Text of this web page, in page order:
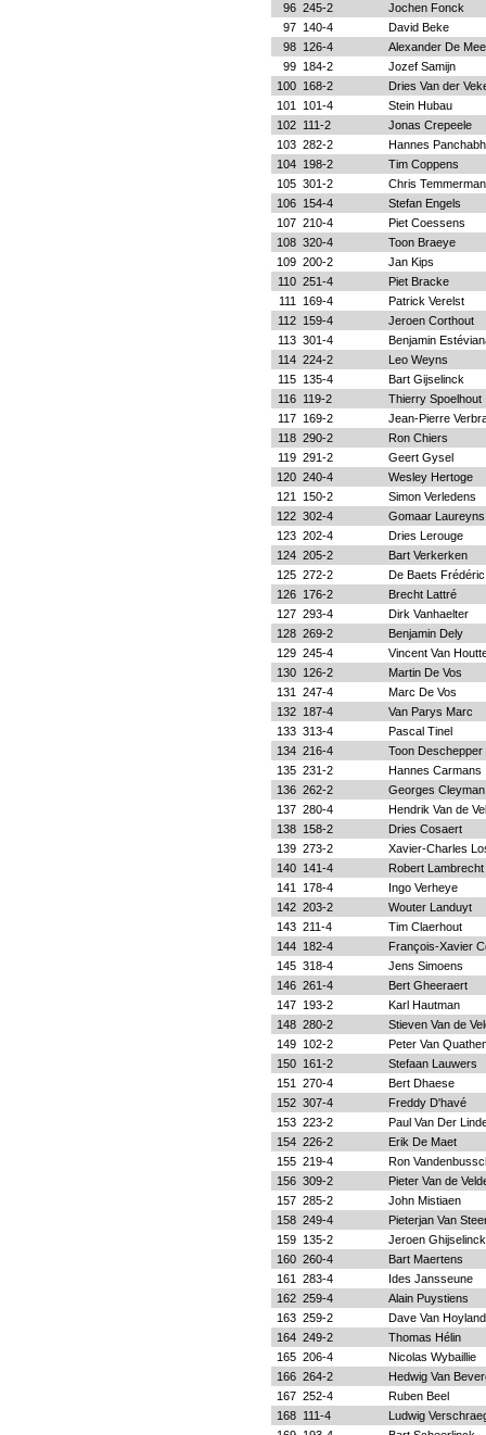
96 245-2
Jochen Fonck
97 140-4
David Beke
98 126-4
Alexander De
99 184-2
Jozef Samijn
100 168-2
Dries Van der
101
101-4
Stein Hubau
102 111-2
Jonas Crepeele
103 282-2
Hannes
104 198-2
Tim Coppens
105 301-2
Chris Temmerman
106 154-4
Stefan Engels
107 210-4
Piet Coessens
108 320-4
Toon Braeye
109 200-2
Jan Kips
110 251-4
Piet Bracke
111
169-4
Patrick Verelst
112 159-4
Jeroen Corthout
113 301-4
Benjamin
114 224-2
Leo Weyns
115 135-4
Bart Gijselinck
116 119-2
Thierry Spoelhout
117 169-2
Jean-Pierre
118 290-2
Ron Chiers
119 291-2
Geert Gysel
120 240-4
Wesley Hertoge
121
150-2
Simon Verledens
122 302-4
Gomaar Laureyns
123 202-4
Dries Lerouge
124 205-2
Bart Verkerken
125 272-2
De Baets Frédéric
126 176-2
Brecht Lattré
127 293-4
Dirk Vanhaelter
128 269-2
Benjamin Dely
129 245-4
Vincent Van
130 126-2
Martin De Vos
131
247-4
Marc De Vos
132 187-4
Van Parys Marc
133 313-4
Pascal Tinel
134 216-4
Toon Deschepper
135 231-2
Hannes Carmans
136 262-2
Georges Cleyman
137 280-4
Hendrik Van de
138 158-2
Dries Cosaert
139 273-2
Xavier-Charles
140 141-4
Robert Lambrecht
141
178-4
Ingo Verheye
142 203-2
Wouter Landuyt
143 211-4
Tim Claerhout
144 182-4
François-Xavier
145 318-4
Jens Simoens
146 261-4
Bert Gheeraert
147 193-2
Karl Hautman
148 280-2
Stieven Van de
149 102-2
Peter Van
150 161-2
Stefaan Lauwers
151
270-4
Bert Dhaese
152 307-4
Freddy D'havé
153 223-2
Paul Van Der
154 226-2
Erik De Maet
155 219-4
Ron
156 309-2
Pieter Van de
157 285-2
John Mistiaen
158 249-4
Pieterjan Van
159 135-2
Jeroen Ghijselinck
160 260-4
Bart Maertens
161
283-4
Ides Jansseune
162 259-4
Alain Puystiens
163 259-2
Dave Van Hoyland
164 249-2
Thomas Hélin
165 206-4
Nicolas Wybaillie
166 264-2
Hedwig Van
167 252-4
Ruben Beel
168 111-4
Ludwig